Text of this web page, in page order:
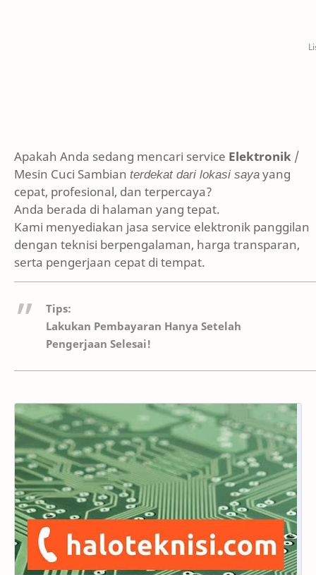
Apakah Anda sedang mencari service Elektronik /
Mesin Cuci Sambian terdekat dari lokasi sayayang
cepat, profesional, dan terpercaya?
Anda berada di halaman yang tepat.
Kami menyediakan jasa service elektronik panggilan
dengan teknisi berpengalaman, harga transparan,
serta pengerjaan cepat di tempat.
Tips:
Lakukan Pembayaran Hanya Setelah
Pengerjaan Selesai!